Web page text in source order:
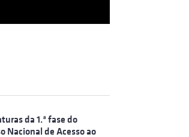
da 1.ª fase do
Nacional de Acesso ao